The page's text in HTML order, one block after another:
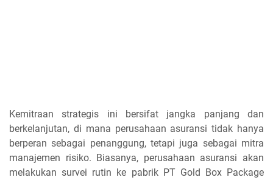
Kemitraan strategis ini bersifat jangka panjang dan
berkelanjutan, di mana perusahaan asuransi tidak hanya
berperan sebagai penanggung, tetapi juga sebagai mitra
manajemen risiko. Biasanya, perusahaan asuransi akan
melakukan survei rutin ke pabrik PT Gold Box Package